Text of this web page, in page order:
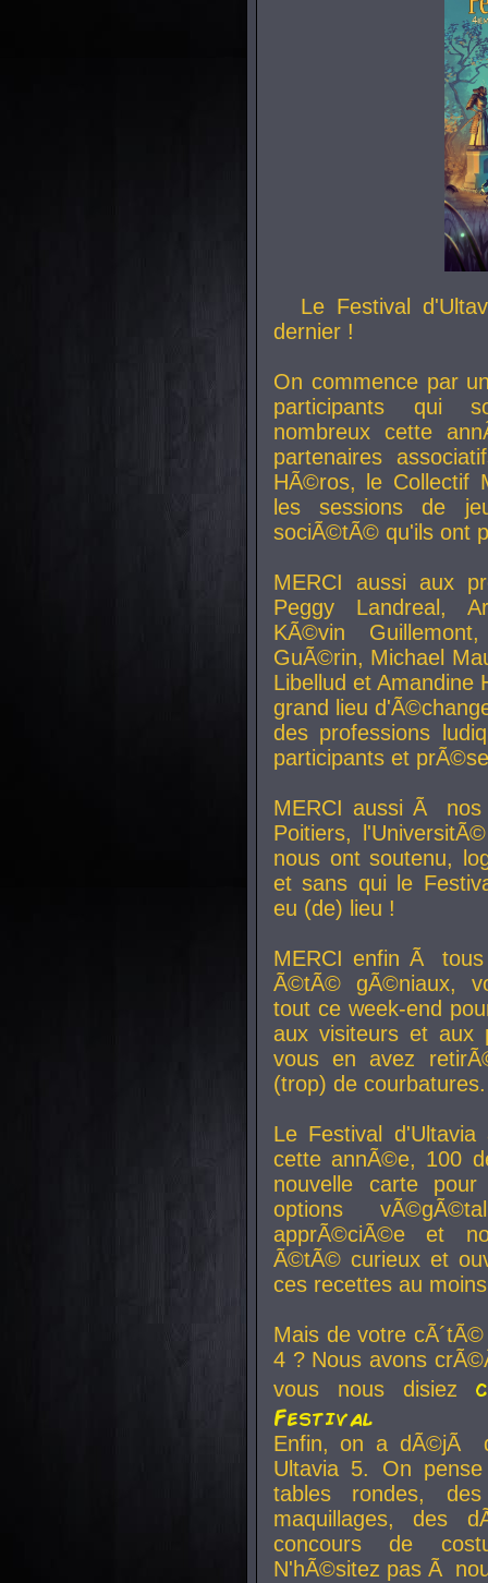
Le Festival
dernier !
On commence par
participants qui
nombreux cette
partenaires
HÃ©ros, le Collectif
les sessions de
sociÃ©tÃ© qu'ils ont
MERCI aussi aux
Peggy Landreal,
KÃ©vin
GuÃ©rin, Michael
Libellud et Amandine
grand lieu
des professions
participants et
MERCI aussi Ã nos
Poitiers,
nous ont soutenu,
et sans qui le
eu (de) lieu !
MERCI enfin Ã
Ã©tÃ© gÃ©niaux,
tout ce week-end
aux visiteurs et aux
vous en avez
(trop) de courbatures.
Le Festival
cette annÃ©e, 100
nouvelle carte
options
apprÃ©ciÃ©e et
Ã©tÃ© curieux et
ces recettes au
Mais de votre
4 ? Nous avons
vous nous disiez
Festival
Enfin, on a dÃ©jÃ
Ultavia 5. On
tables rondes,
maquillages, des
concours de
N'hÃ©sitez pas Ã